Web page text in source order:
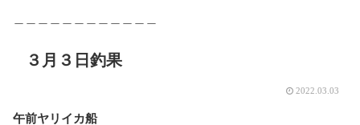
３月３日釣果
2022.03.03
午前ヤリイカ船